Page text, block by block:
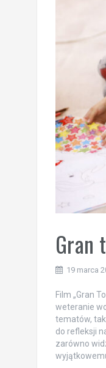
Gran
19 marca
Film „Gran
weteranie
tematów,
do refleksji
zarówno